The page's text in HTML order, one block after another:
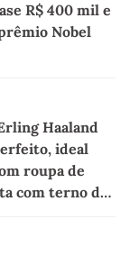
R$ 400 mil e
Nobel
Haaland
ideal
roupa de
com terno de